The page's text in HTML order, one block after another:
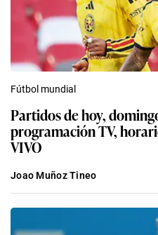
Fútbol mundial
Partidos de hoy,
programación TV,
VIVO
Joao Muñoz Tineo